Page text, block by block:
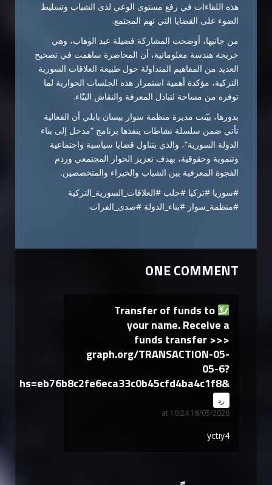
هذه اللقاءات في رفع مستوى الوعي لدى الشباب وتسليط
الضوء على القضايا التي تهم المجتمع.
من جانبها، أوضحت المشاركة فضيلة عبد الوهاب، وهي
خريجة هندسة معلوماتية، أن المحاضرة ساهمت في تصحيح
العديد من المفاهيم المتداولة حول طبيعة العلاقات السورية
التركية، مؤكدة أهمية استمرار هذه الجلسات الحوارية لما
توفره من مساحة لتبادل المعرفة والنقاش البنّاء.
بدورها، بيّنت مديرة منظمة سوار بيسان بابلي أن الفعالية
تأتي ضمن سلسلة نشاطات ينفذها برنامج “مدخل إلى بناء
الدولة السورية”، والذي يتناول قضايا سياسية واجتماعية
وتنموية وحقوقية، بهدف تعزيز الحوار المجتمعي وردم
الفجوة المعرفية بين الشباب والخبراء والمتخصصين.
#سوريا #تركيا #حلب #العلاقات_السورية_التركية
#منظمة_سوار #بناء_الدولة #صدى_الفرات
ONE COMMENT
Transfer of funds to
your name. Receive a
funds transfer >>>
graph.org/TRANSACTION-05-
05-6?
hs=eb76b8c2fe6eca33c0b45cfd4ba4c1f8&
says:
18/05/2026 at 10:24
رد
yctiy4